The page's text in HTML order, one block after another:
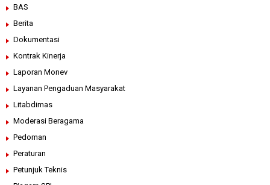
BAS
Berita
Dokumentasi
Kontrak Kinerja
Laporan Monev
Layanan Pengaduan Masyarakat
Litabdimas
Moderasi Beragama
Pedoman
Peraturan
Petunjuk Teknis